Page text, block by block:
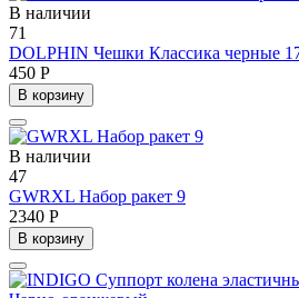
В наличии
71
DOLPHIN Чешки Классика черные
450 Р
В корзину
В наличии
47
GWRXL Набор ракет 9
2340 Р
В корзину